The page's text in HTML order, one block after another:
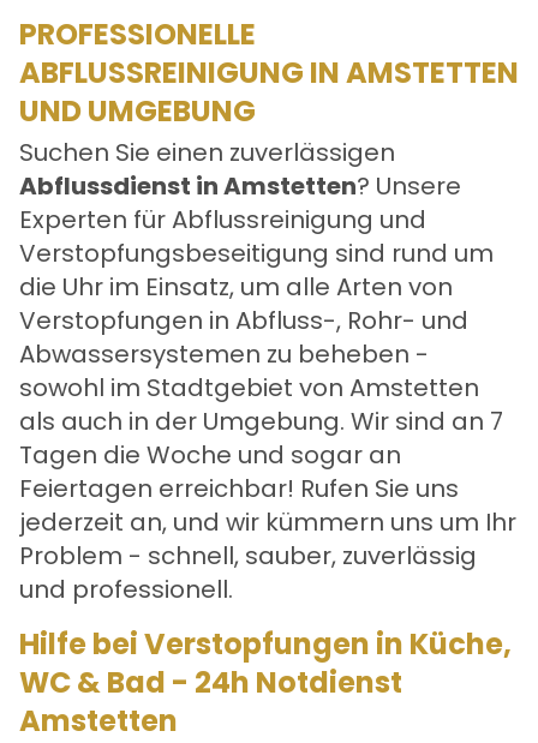
PROFESSIONELLE
ABFLUSSREINIGUNG IN AMSTETTEN
UND UMGEBUNG
Suchen Sie einen zuverlässigen
Abflussdienst in Amstetten? Unsere
Experten für Abflussreinigung und
Verstopfungsbeseitigung sind rund um
die Uhr im Einsatz, um alle Arten von
Verstopfungen in Abfluss-, Rohr- und
Abwassersystemen zu beheben -
sowohl im Stadtgebiet von Amstetten
als auch in der Umgebung. Wir sind an 7
Tagen die Woche und sogar an
Feiertagen erreichbar! Rufen Sie uns
jederzeit an, und wir kümmern uns um Ihr
Problem - schnell, sauber, zuverlässig
und professionell.
Hilfe bei Verstopfungen in Küche,
WC & Bad - 24h Notdienst
Amstetten